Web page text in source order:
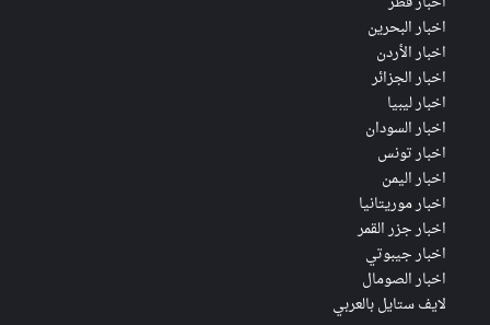
اخبار البحرين
اخبار الأردن
اخبار الجزائر
اخبار ليبيا
اخبار السودان
اخبار تونس
اخبار اليمن
اخبار موريتانيا
اخبار جزر القمر
اخبار جيبوتي
اخبار الصومال
لايف ستايل بالعربي